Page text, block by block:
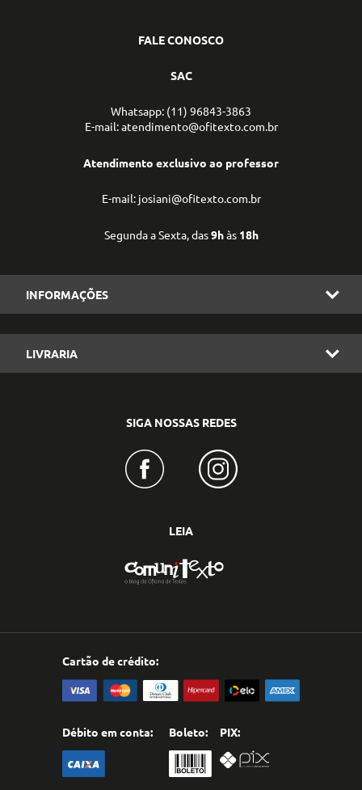
FALE CONOSCO
SAC
Whatsapp: (11) 96843-3863
E-mail: atendimento@ofitexto.com.br
Atendimento exclusivo ao professor
E-mail: josiani@ofitexto.com.br
Segunda a Sexta, das9hàs 18h
INFORMAÇÕES
LIVRARIA
SIGA NOSSAS REDES
LEIA
Cartão de crédito:
Débito em conta: Boleto: PIX: